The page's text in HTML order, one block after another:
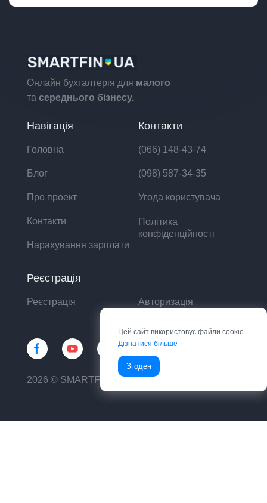
Онлайн бухгалтерія для малого
та середнього бізнесу.
2026 © SMARTFIN UA
Навігація
Головна
Блог
Про проект
Контакти
Нарахування зарплати
Контакти
(066) 148-43-74
(098) 587-34-35
Угода користувача
Політика
конфіденційності
Реєстрація
Реєстрація Авторизація
Цей сайт використовує файли cookie
Дізнатися більше
Згоден